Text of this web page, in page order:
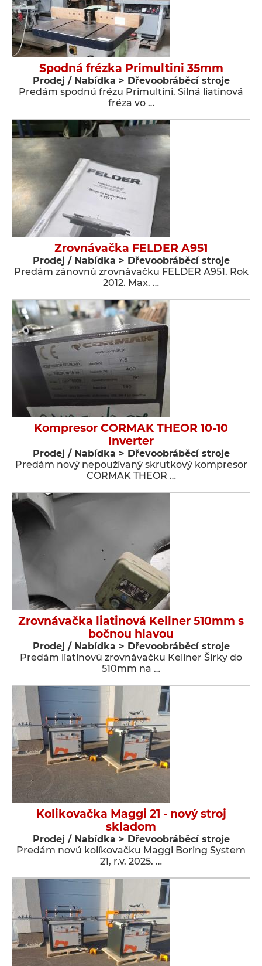
Spodná frézka Primultini 35mm
Prodej / Nabídka > Dřevoobráběcí stroje
Predám spodnú frézu Primultini. Silná liatinová
fréza vo …
Zrovnávačka FELDER A951
Prodej / Nabídka > Dřevoobráběcí stroje
Predám zánovnú zrovnávačku FELDER A951. Rok
2012. Max. …
Kompresor CORMAK THEOR 10-10
Inverter
Prodej / Nabídka > Dřevoobráběcí stroje
Predám nový nepoužívaný skrutkový kompresor
CORMAK THEOR …
Zrovnávačka liatinová Kellner 510mm s
bočnou hlavou
Prodej / Nabídka > Dřevoobráběcí stroje
Predám liatinovú zrovnávačku Kellner Šírky do
510mm na …
Kolikovačka Maggi 21 - nový stroj
skladom
Prodej / Nabídka > Dřevoobráběcí stroje
Predám novú kolíkovačku Maggi Boring System
21, r.v. 2025. …